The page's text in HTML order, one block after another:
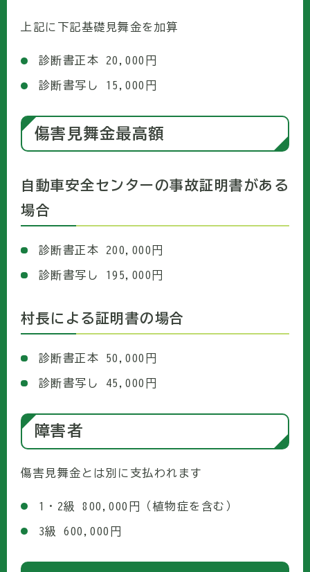
上記に下記基礎見舞金を加算
診断書正本 20,000円
診断書写し 15,000円
傷害見舞金最高額
自動車安全センターの事故証明書がある
場合
診断書正本 200,000円
診断書写し 195,000円
村長による証明書の場合
診断書正本 50,000円
診断書写し 45,000円
障害者
傷害見舞金とは別に支払われます
1・2級 800,000円（植物症を含む）
3級 600,000円